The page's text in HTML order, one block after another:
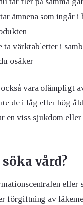
ämnena som ingår i
ta värktabletter i
osäker
vara olämpligt
de i låg eller hög
en viss sjukdom eller
vård?
eller
förgiftning av